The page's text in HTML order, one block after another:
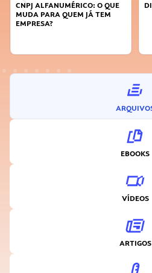
CNPJ ALFANUMÉRICO: O QUE
MUDA PARA QUEM JÁ TEM
EMPRESA?
EBOOKS
VÍDEOS
ARTIGOS